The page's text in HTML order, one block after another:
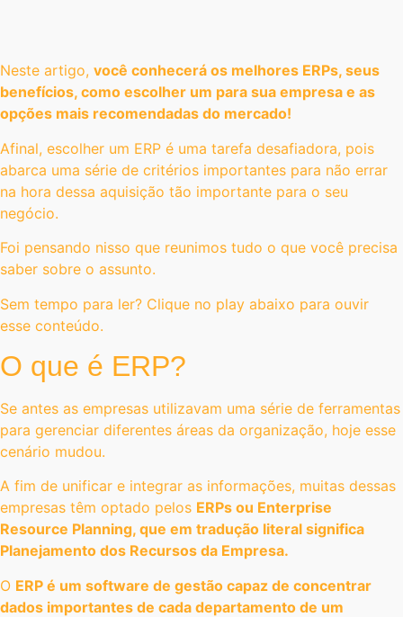
Neste artigo, você conhecerá os melhores ERPs, seus
benefícios, como escolher um para sua empresa e as
opções mais recomendadas do mercado!
Afinal, escolher um ERP é uma tarefa desafiadora, pois
abarca uma série de critérios importantes para não errar
na hora dessa aquisição tão importante para o seu
negócio.
Foi pensando nisso que reunimos tudo o que você precisa
saber sobre o assunto.
Sem tempo para ler? Clique no play abaixo para ouvir
esse conteúdo.
O que é ERP?
Se antes as empresas utilizavam uma série de ferramentas
para gerenciar diferentes áreas da organização, hoje esse
cenário mudou.
A fim de unificar e integrar as informações, muitas dessas
empresas têm optado pelos ERPs ou Enterprise
Resource Planning, que em tradução literal significa
Planejamento dos Recursos da Empresa.
O ERP é um software de gestão capaz de concentrar
dados importantes de cada departamento de um